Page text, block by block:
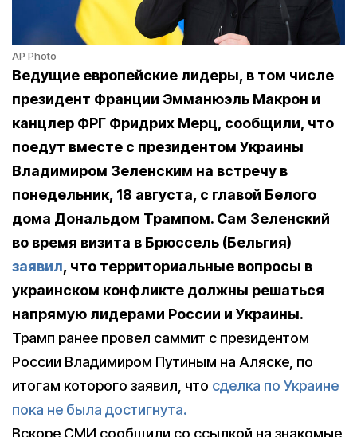
AP Photo
Ведущие европейские лидеры, в том числе
президент Франции Эмманюэль Макрон и
канцлер ФРГ Фридрих Мерц, сообщили, что
поедут вместе с президентом Украины
Владимиром Зеленским на встречу в
понедельник, 18 августа, с главой Белого
дома Дональдом Трампом. Сам Зеленский
во время визита в Брюссель (Бельгия)
заявил, что территориальные вопросы в
украинском конфликте должны решаться
напрямую лидерами России и Украины.
Трамп ранее провел саммит с президентом
России Владимиром Путиным на Аляске, по
итогам которого заявил, что сделка по Украине
пока не была достигнута.